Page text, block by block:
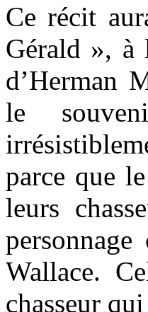
Ce récit
Gérald », à
d’Herman
le
parce que
leurs
Wallace.
chasseur